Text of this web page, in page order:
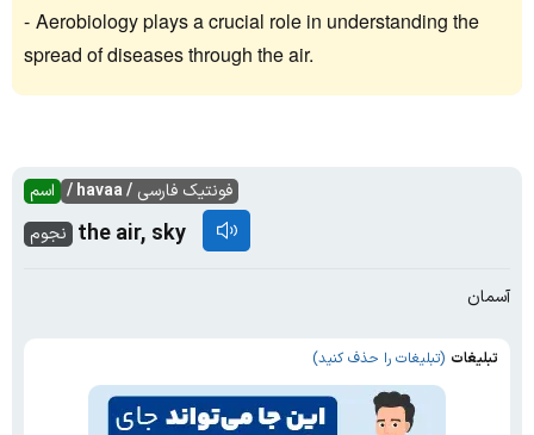
Aerobiology plays a crucial role in understanding the
spread of diseases through the air.
اسم فونتیک فارسی / havaa /
نجوم the air, sky
آسمان
تبلیغات (تبلیغات را حذف کنید)